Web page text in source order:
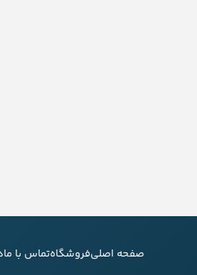
صفحه اصلیفروشگاهتماس با ما